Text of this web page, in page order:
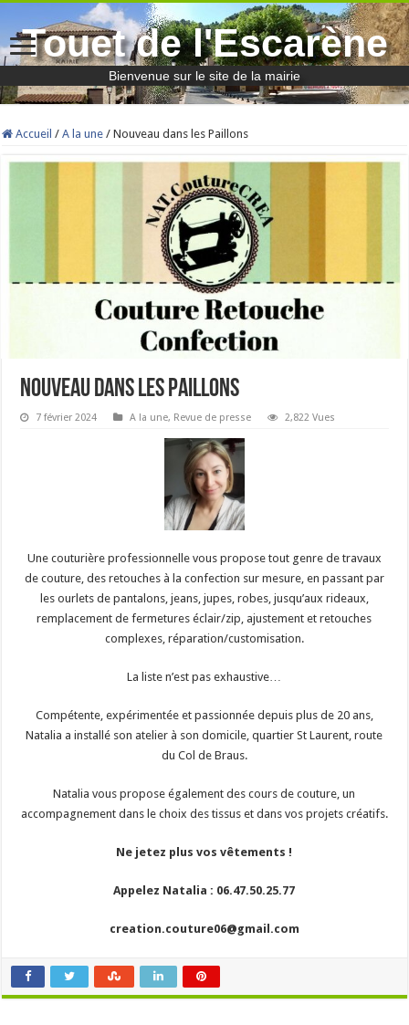
Touet de l'Escarène
Bienvenue sur le site de la mairie
Accueil / A la une / Nouveau dans les Paillons
Nouveau dans les Paillons
7 février 2024 A la une, Revue de presse 2,822 Vues
Une couturière professionnelle vous propose tout genre de travaux
de couture, des retouches à la confection sur mesure, en passant par
les ourlets de pantalons, jeans, jupes, robes, jusqu’aux rideaux,
remplacement de fermetures éclair/zip, ajustement et retouches
complexes, réparation/customisation.
La liste n’est pas exhaustive…
Compétente, expérimentée et passionnée depuis plus de 20 ans,
Natalia a installé son atelier à son domicile, quartier St Laurent, route
du Col de Braus.
Natalia vous propose également des cours de couture, un
accompagnement dans le choix des tissus et dans vos projets créatifs.
Ne jetez plus vos vêtements !
Appelez Natalia : 06.47.50.25.77
creation.couture06@gmail.com